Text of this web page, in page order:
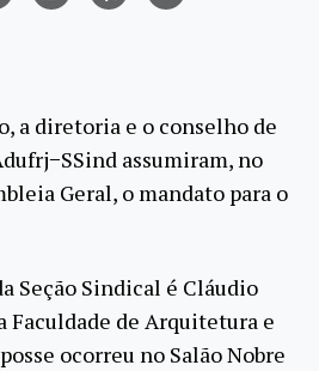
a diretoria e o conselho de
assumiram, no
Geral, o mandato para o
Seção Sindical é Cláudio
Faculdade de Arquitetura e
ocorreu no Salão Nobre